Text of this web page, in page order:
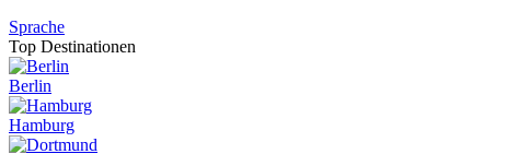
Sprache
Top Destinationen
Berlin
Hamburg